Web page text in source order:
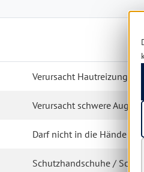
Verursacht Hautreizungen.
Verursacht schwere
Darf nicht in die Hände
Schutzhandschuhe /